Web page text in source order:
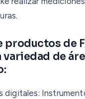
productos de
variedad de
digitales: